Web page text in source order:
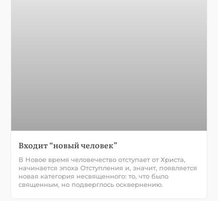
Входит “новый человек”
В Новое время человечество отступает от Христа,
начинается эпоха Отступления и, значит, появляется
новая категория несвященного: то, что было
священным, но подверглось осквернению.